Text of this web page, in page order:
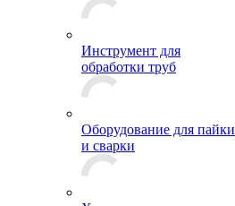
Инструмент для
обработки труб
Оборудование для пайки
и сварки